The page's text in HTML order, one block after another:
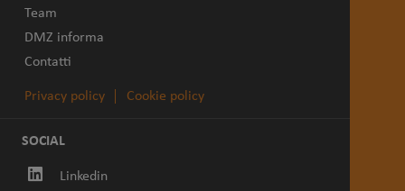
Team
DMZ informa
Contatti
Privacy policy Cookie policy
SOCIAL
Linkedin